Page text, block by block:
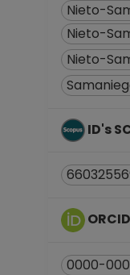
Nieto-
Nieto-
Nieto-
ID's
0000-